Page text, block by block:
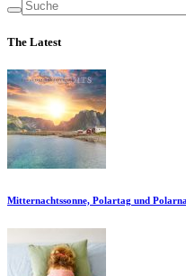
The Latest
Mitternachtssonne, Polartag und